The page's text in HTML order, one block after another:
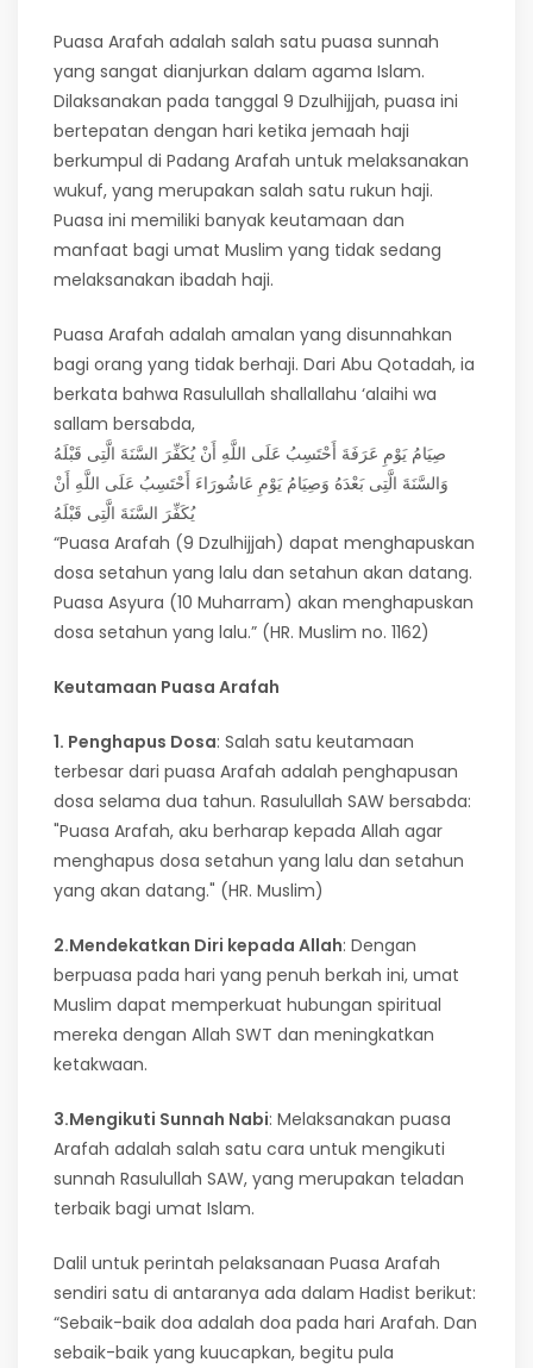
Puasa Arafah adalah salah satu puasa sunnah
yang sangat dianjurkan dalam agama Islam.
Dilaksanakan pada tanggal 9 Dzulhijjah, puasa ini
bertepatan dengan hari ketika jemaah haji
berkumpul di Padang Arafah untuk melaksanakan
wukuf, yang merupakan salah satu rukun haji.
Puasa ini memiliki banyak keutamaan dan
manfaat bagi umat Muslim yang tidak sedang
melaksanakan ibadah haji.
Puasa Arafah adalah amalan yang disunnahkan
bagi orang yang tidak berhaji. Dari Abu Qotadah, ia
berkata bahwa Rasulullah shallallahu ‘alaihi wa
sallam bersabda,
صِيَامُ يَوْمِ عَرَفَةَ أَحْتَسِبُ عَلَى اللَّهِ أَنْ يُكَفِّرَ السَّنَةَ الَّتِى قَبْلَهُ
وَالسَّنَةَ الَّتِى بَعْدَهُ وَصِيَامُ يَوْمِ عَاشُورَاءَ أَحْتَسِبُ عَلَى اللَّهِ أَنْ
يُكَفِّرَ السَّنَةَ الَّتِى قَبْلَهُ
“Puasa Arafah (9 Dzulhijjah) dapat menghapuskan
dosa setahun yang lalu dan setahun akan datang.
Puasa Asyura (10 Muharram) akan menghapuskan
dosa setahun yang lalu.” (HR. Muslim no. 1162)
Keutamaan Puasa Arafah
1. Penghapus Dosa: Salah satu keutamaan
terbesar dari puasa Arafah adalah penghapusan
dosa selama dua tahun. Rasulullah SAW bersabda:
"Puasa Arafah, aku berharap kepada Allah agar
menghapus dosa setahun yang lalu dan setahun
yang akan datang." (HR. Muslim)
2.Mendekatkan Diri kepada Allah: Dengan
berpuasa pada hari yang penuh berkah ini, umat
Muslim dapat memperkuat hubungan spiritual
mereka dengan Allah SWT dan meningkatkan
ketakwaan.
3.Mengikuti Sunnah Nabi: Melaksanakan puasa
Arafah adalah salah satu cara untuk mengikuti
sunnah Rasulullah SAW, yang merupakan teladan
terbaik bagi umat Islam.
Dalil untuk perintah pelaksanaan Puasa Arafah
sendiri satu di antaranya ada dalam Hadist berikut:
“Sebaik-baik doa adalah doa pada hari Arafah. Dan
sebaik-baik yang kuucapkan, begitu pula